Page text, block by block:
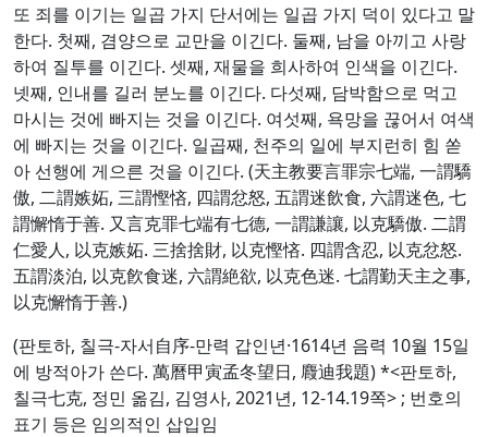
또 죄를 이기는 일곱 가지 단서에는 일곱 가지 덕이 있다고 말
한다. 첫째, 겸양으로 교만을 이긴다. 둘째, 남을 아끼고 사랑
하여 질투를 이긴다. 셋째, 재물을 희사하여 인색을 이긴다.
넷째, 인내를 길러 분노를 이긴다. 다섯째, 담박함으로 먹고
마시는 것에 빠지는 것을 이긴다. 여섯째, 욕망을 끊어서 여색
에 빠지는 것을 이긴다. 일곱째, 천주의 일에 부지런히 힘 쏟
아 선행에 게으른 것을 이긴다. (天主教要言罪宗七端, 一謂驕
傲, 二謂嫉妬, 三謂慳悋, 四謂忿怒, 五謂迷飲食, 六謂迷色, 七
謂懈惰于善. 又言克罪七端有七德, 一謂謙讓, 以克驕傲. 二謂
仁愛人, 以克嫉妬. 三捨捨財, 以克慳悋. 四謂含忍, 以克忿怒.
五謂淡泊, 以克飮食迷, 六謂絶欲, 以克色迷. 七謂勤天主之事,
以克懈惰于善.)
(판토하, 칠극-자서自序-만력 갑인년·1614년 음력 10월 15일
에 방적아가 쓴다. 萬曆甲寅孟冬望日, 麚迪我題) *<판토하,
칠극七克, 정민 옮김, 김영사, 2021년, 12-14.19쪽> ; 번호의
표기 등은 임의적인 삽입임